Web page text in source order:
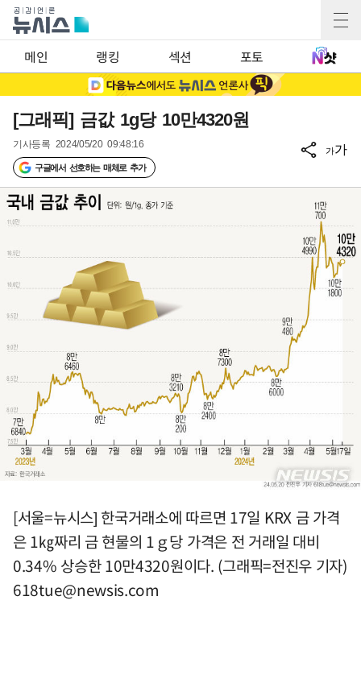
메인 랭킹 섹션 포토
[그래픽] 금값 1g당 10만4320원
기사등록 2024/05/20 09:48:16
구글에서 선호하는 매체로 추가
가가
[서울=뉴시스] 한국거래소에 따르면 17일 KRX 금 가격
은 1㎏짜리 금 현물의 1ｇ당 가격은 전 거래일 대비
0.34% 상승한 10만4320원이다. (그래픽=전진우 기자)
618tue@newsis.com